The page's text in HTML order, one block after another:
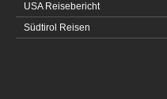
USA Reisebericht
Südtirol Reisen